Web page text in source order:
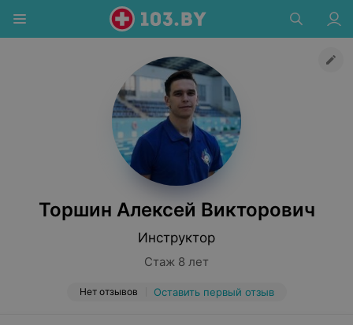
Торшин Алексей Викторович
Инструктор
Стаж 8 лет
Нет отзывов Оставить первый отзыв